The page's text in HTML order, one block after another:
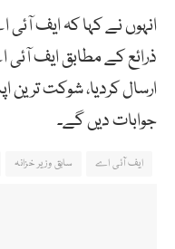
انہوں نے کہا کہ ایف
ذرائع کے مطابق ایف
ارسال کردیا، شوکت
جوابات دیں گے۔
ایف آئی اے سابق وزیر خزانہ